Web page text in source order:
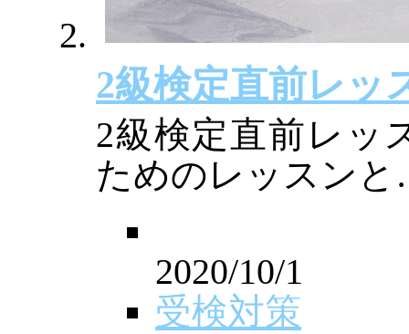
2級検定直前レ
2級検定直前レッ
ためのレッスン
2020/10/1
受検対策